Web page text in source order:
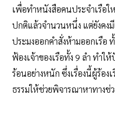
เพื่อทำหนังสือคนประจำเรือใ
ปกติแล้วจำนวนหนึ่ง แต่ยังคง
ประมงออกคำสั่งห้ามออกเรือ
ฟ้องเจ้าของเรือทั้ง 9 ลำ ทำใ
ร้อนอย่างหนัก ซึ่งเรื่องนี้ผู้ร้อง
ธรรมให้ช่วยพิจารณาหาทางช่